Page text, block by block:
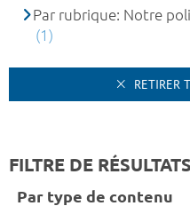
Par rubrique: Notre
(1)
RETIRER
FILTRE DE RÉSULTATS
Par type de contenu